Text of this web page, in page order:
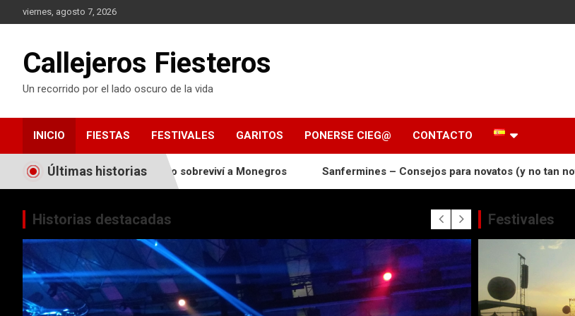
a
n
viernes, agosto 7, 2026
Callejeros Fiesteros
Un recorrido por el lado oscuro de la vida
INICIO FIESTAS FESTIVALES GARITOS PONERSE CIEG@ CONTACTO
Últimas historias
Covid-19 Yo sobreviví a Monegros Sanfermines – Consejos para novatos (y no tan novatos)
Historias destacadas Festivales